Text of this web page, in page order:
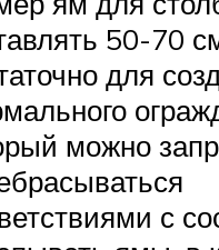
50-70
для
можно
с